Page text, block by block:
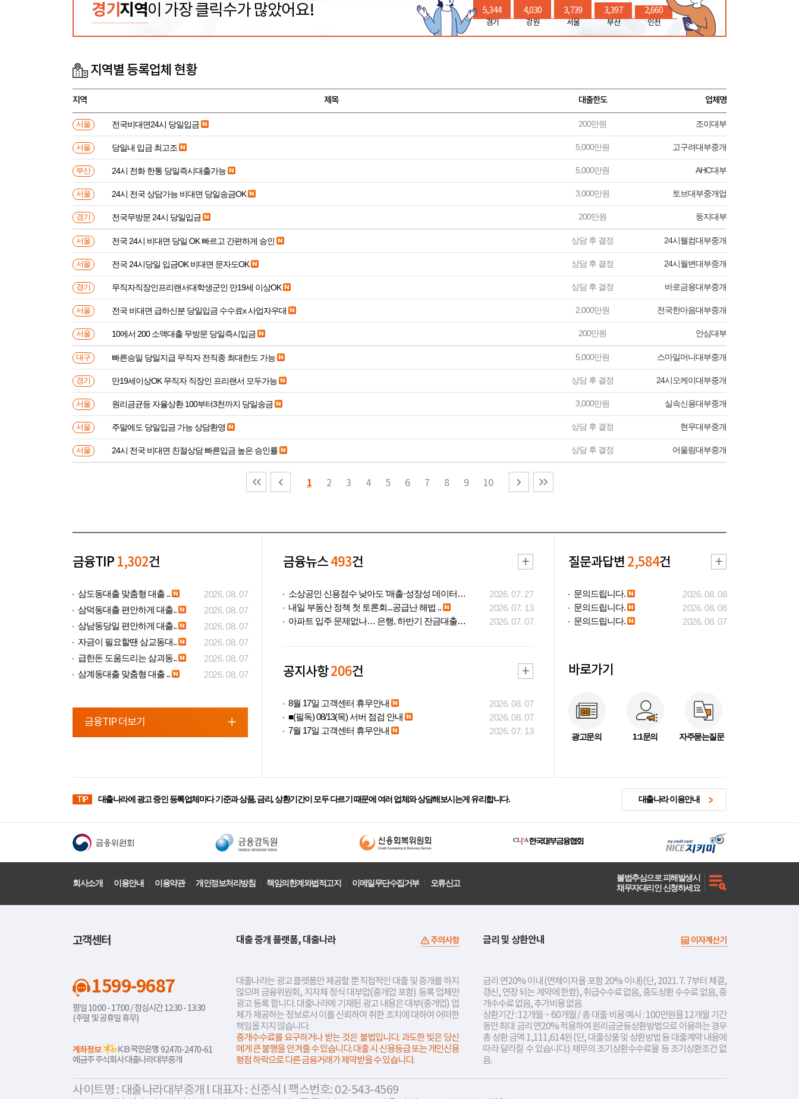
경기 지역이 가장 클릭수가 많았어요! 5,344
경기
4,030
강원
3,739
서울
3,397
부산
2,660
인천
지역별 등록업체 현황
지역 제목 대출한도 업체명
서울 전국비대면24시 당일입금 200만원 조이대부
서울 당일내 입금 최고조 5,000만원 고구려대부중개
부산 24시 전화 한통 당일즉시대출가능 5,000만원 AHC대부
서울 24시 전국 상담가능 비대면 당일송금OK 3,000만원 토브대부중개업
경기 전국무방문 24시 당일입금 200만원 둥지대부
서울 전국 24시 비대면 당일 OK 빠르고 간편하게 승인 상담 후 결정 24시웰컴대부중개
서울 전국 24시당일 입금OK 비대면 문자도OK 상담 후 결정 24시월변대부중개
경기 무직자직장인프리랜서대학생군인 만19세 이상OK 상담 후 결정 바로금융대부중개
서울 전국 비대면 급하신분 당일입금 수수료x 사업자우대 2,000만원 전국한마음대부중개
서울 10에서 200 소액대출 무방문 당일즉시입금 200만원 안심대부
대구 빠른승일 당일지급 무직자 전직종 최대한도 가능 5,000만원 스마일머니대부중개
경기 만19세이상OK 무직자 직장인 프리랜서 모두가능 상담 후 결정 24시오케이대부중개
서울 원리금균등 자율상환 100부터3천까지 당일송금 3,000만원 실속신용대부중개
서울 주말에도 당일입금 가능 상담환영 상담 후 결정 현무대부중개
서울 24시 전국 비대면 친절상담 빠른입금 높은 승인률 상담 후 결정 어울림대부중개
1 2 3 4 5 6 7 8 9 10
금융TIP 1,302건
삼도동대출 맞춤형 대출 ..
2026. 08. 07
삼덕동대출 편안하게 대출..
2026. 08. 07
삼남동당일 편안하게 대출..
2026. 08. 07
자금이 필요할땐 삼교동대..
2026. 08. 07
급한돈 도움드리는 삼괴동..
2026. 08. 07
삼계동대출 맞춤형 대출 ..
2026. 08. 07
금융TIP 더보기
금융뉴스493건
소상공인 신용점수 낮아도 '매출·성장성 데이터..
2026. 07. 27
내일 부동산 정책 첫 토론회...공급난 해법 ..
2026. 07. 13
아파트 입주 문제없나… 은행, 하반기 잔금대출..
2026. 07. 07
공지사항206건
8월 17일 고객센터 휴무안내
2026. 08. 07
■(필독) 08/13(목) 서버 점검 안내
2026. 08. 07
7월 17일 고객센터 휴무안내
2026. 07. 13
질문과답변 2,584건
문의드립니다.
2026. 08. 08
문의드립니다.
2026. 08. 08
문의드립니다.
2026. 08. 07
바로가기
광고문의 1:1문의 자주묻는질문
TIP 대출나라에 광고 중인 등록업체마다 기준과 상품, 금리, 상환기간이 모두 다르기 때문에 여러 업체와 상담해보시는게 유리합니다. 대출나라 이용안내
회사소개 이용안내 이용약관 개인정보처리방침 책임의한계와법적고지 이메일무단수집거부 오류신고
불법추심으로 피해발생시
채무자대리인 신청하세요
고객센터
1599-9687
평일 10:00 - 17:00 / 점심시간 12:30 - 13:30
(주말 및 공휴일 휴무)
계좌정보
92470-2470-61
예금주 주식회사 대출나라대부중개
대출 중개 플랫폼, 대출나라 주의사항
대출나라는 광고 플랫폼만 제공할 뿐 직접적인 대출 및 중개를 하지
않으며 금융위원회, 지자체 정식 대부업(중개업 포함) 등록 업체만
광고 등록 합니다. 대출나라에 기재된 광고 내용은 대부(중개업) 업
체가 제공하는 정보로서 이를 신뢰하여 취한 조치에 대하여 어떠한
책임을 지지 않습니다.
중개수수료를 요구하거나 받는 것은 불법입니다. 과도한 빚은 당신
에게 큰 불행을 안겨줄 수 있습니다. 대출 시 신용등급 또는 개인신용
평점 하락으로 다른 금융거래가 제약받을 수 있습니다.
금리 및 상환안내 이자계산기
금리 연20% 이내 (연체이자율 포함 20% 이내)(단, 2021. 7. 7부터 체결,
갱신, 연장 되는 계약에 한함), 취급수수료 없음, 중도상환 수수료 없음, 중
개수수료 없음, 추가비용 없음.
상환기간 : 12개월 ~ 60개월 / 총 대출 비용 예시 : 100만원을 12개월 기간
동안 최대 금리 연20% 적용하여 원리금균등상환방법으로 이용하는 경우
총 상환 금액 1,111,614원 (단, 대출상품 및 상환방법 등 대출계약 내용에
따라 달라질 수 있습니다.) 채무의 조기상환수수료율 등 조기상환조건 없
음.
사이트명 : 대출나라대부중개 l 대표자 : 신준식 l 팩스번호: 02-543-4569